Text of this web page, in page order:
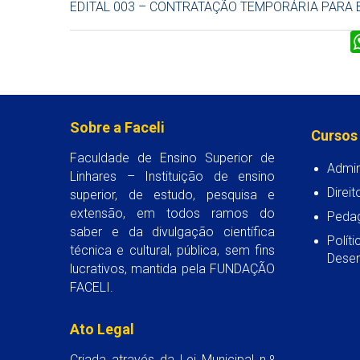
EDITAL 003 – CONTRATAÇÃO TEMPORÁRIA PARA
Sobre a Faceli
Faculdade de Ensino Superior de
Linhares – Instituição de ensino
superior, de estudo, pesquisa e
extensão, em todos ramos do
saber e da divulgação científica
técnica e cultural, pública, sem fins
lucrativos, mantida pela FUNDAÇÃO
FACELI.
Ato Legal
Cursos